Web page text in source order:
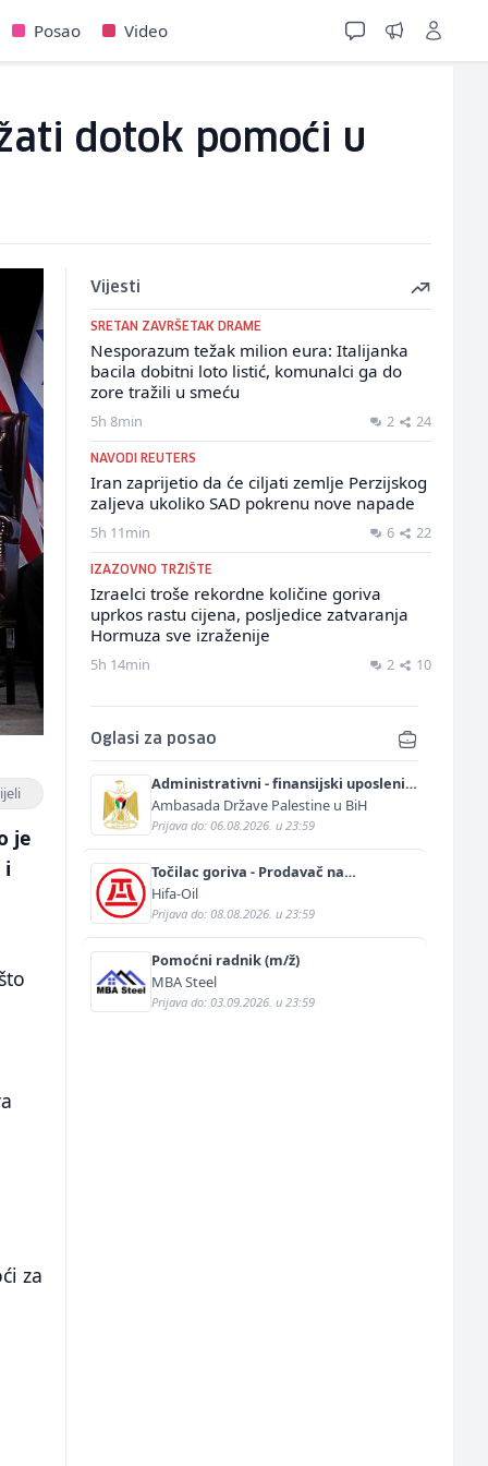
Posao Video
dotok pomoći u
je
i
za
Vijesti
SRETAN ZAVRŠETAK DRAME
Nesporazum težak milion eura: Italijanka
bacila dobitni loto listić, komunalci ga do
zore tražili u smeću
5h 8min 2 24
NAVODI REUTERS
Iran zaprijetio da će ciljati zemlje Perzijskog
zaljeva ukoliko SAD pokrenu nove napade
5h 11min 6 22
IZAZOVNO TRŽIŠTE
Izraelci troše rekordne količine goriva
uprkos rastu cijena, posljedice zatvaranja
Hormuza sve izraženije
5h 14min 2 10
Oglasi za posao
Administrativni - finansijski uposlenik
(m/ž)
Ambasada Države Palestine u BiH
Prijava do: 06.08.2026. u 23:59
Točilac goriva - Prodavač na
benzinskoj pumpi (m/ž)
Hifa-Oil
Prijava do: 08.08.2026. u 23:59
Pomoćni radnik (m/ž)
MBA Steel
Prijava do: 03.09.2026. u 23:59